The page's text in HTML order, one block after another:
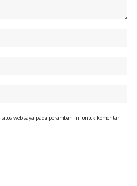
web saya pada peramban ini untuk komentar